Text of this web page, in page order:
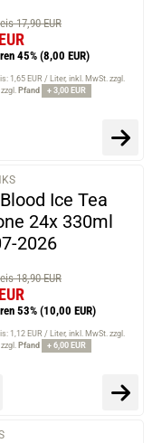
17,90 EUR
45% (8,00 EUR)
1,65 EUR / Liter inkl. MwSt. zzgl.
zzgl. Pfand + 3,00 EUR
Ice Tea
24x 330ml
2026
18,90 EUR
53% (10,00 EUR)
1,12 EUR / Liter inkl. MwSt. zzgl.
zzgl. Pfand + 6,00 EUR